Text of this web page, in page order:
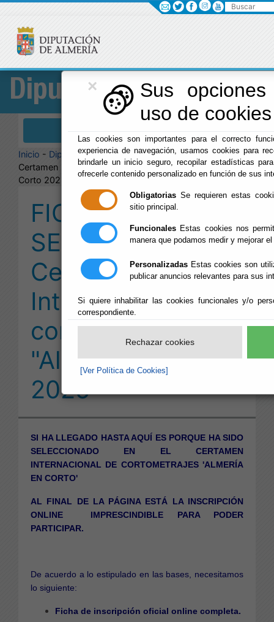
×
Sus
uso de
Las cookies son importantes para el correcto
experiencia de navegación, usamos cookies para
brindarle un inicio seguro, recopilar estadísticas
ofrecerle contenido personalizado en función de sus
Obligatorias Se requieren estas
sitio principal.
Funcionales Estas cookies nos
manera que podamos medir y mejorar
Personalizadas Estas cookies son
publicar anuncios relevantes para sus
Si quiere inhabilitar las cookies funcionales y/o
correspondiente.
Rechazar cookies
[Ver Política de Cookies]
Diputación
Inicio - Diputación - FICAL 2025 - SELECCIONADOS
Certamen Internacional de cortometrajes "Almería en
Corto 2025"
FICAL 2025 -
SELECCIONADOS
Certamen
Internacional de
cortometrajes
"Almería en Corto
2025"
SI HA LLEGADO HASTA AQUÍ ES PORQUE HA SIDO
SELECCIONADO EN EL CERTAMEN
INTERNACIONAL DE CORTOMETRAJES 'ALMERÍA
EN CORTO'
AL FINAL DE LA PÁGINA ESTÁ LA INSCRIPCIÓN
ONLINE IMPRESCINDIBLE PARA PODER
PARTICIPAR.
De acuerdo a lo estipulado en las bases, necesitamos
lo siguiente:
Ficha de inscripción oficial online completa.
Buscar